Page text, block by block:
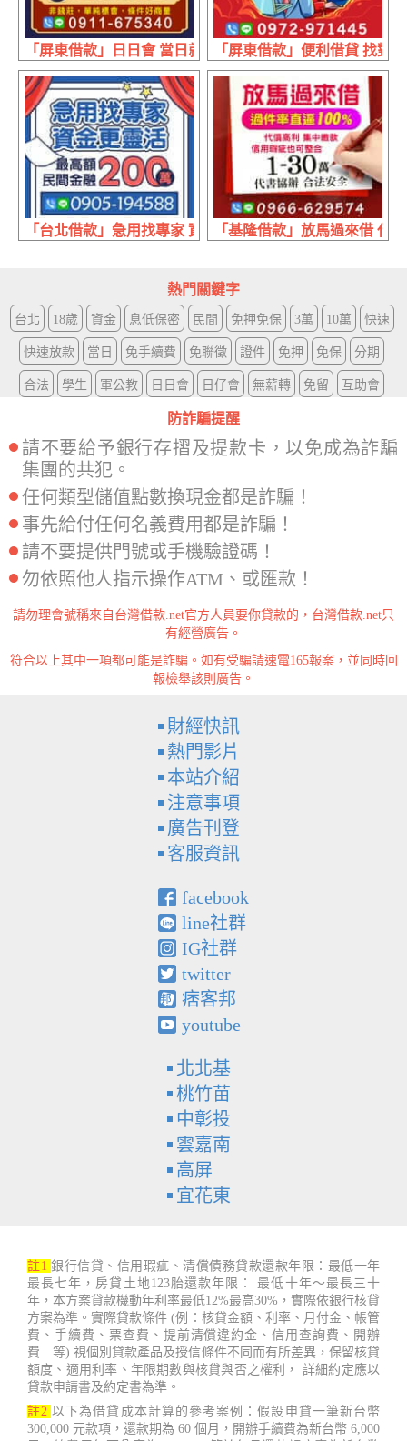
「屏東借款」日日會 當日就放款 | 日付最低利 會期超彈性
「屏東借款」便利借貸 找對
「台北借款」急用找專家 資金更靈活 | 最高200萬內 民間金
「基隆借款」放馬過來借 代
熱門關鍵字
台北 18歲 資金 息低保密 民間 免押免保 3萬 10萬 快速
快速放款 當日 免手續費 免聯徵 證件 免押 免保 分期
合法 學生 軍公教 日日會 日仔會 無薪轉 免留 互助會
防詐騙提醒
請不要給予銀行存摺及提款卡，以免成為詐騙
集團的共犯。
任何類型儲值點數換現金都是詐騙！
事先給付任何名義費用都是詐騙！
請不要提供門號或手機驗證碼！
勿依照他人指示操作ATM、或匯款！
請勿理會號稱來自台灣借款.net官方人員要你貸款的，台灣借款.net只
有經營廣告。
符合以上其中一項都可能是詐騙。如有受騙請速電165報案，並同時回
報檢舉該則廣告。
財經快訊
熱門影片
本站介紹
注意事項
廣告刊登
客服資訊
facebook
line社群
IG社群
twitter
痞客邦
youtube
北北基
桃竹苗
中彰投
雲嘉南
高屏
宜花東
註1 銀行信貸、信用瑕疵、清償債務貸款還款年限：最低一年
最長七年，房貸土地123胎還款年限： 最低十年～最長三十
年，本方案貸款機動年利率最低12%最高30%，實際依銀行核貸
方案為準。實際貸款條件 (例：核貸金額、利率、月付金、帳管
費、手續費、票查費、提前清償違約金、信用查詢費、開辦
費…等) 視個別貸款產品及授信條件不同而有所差異，保留核貸
額度、適用利率、年限期數與核貸與否之權利， 詳細約定應以
貸款申請書及約定書為準。
註2 以下為借貸成本計算的參考案例：假設申貸一筆新台幣
300,000 元款項，還款期為 60 個月，開辦手續費為新台幣 6,000